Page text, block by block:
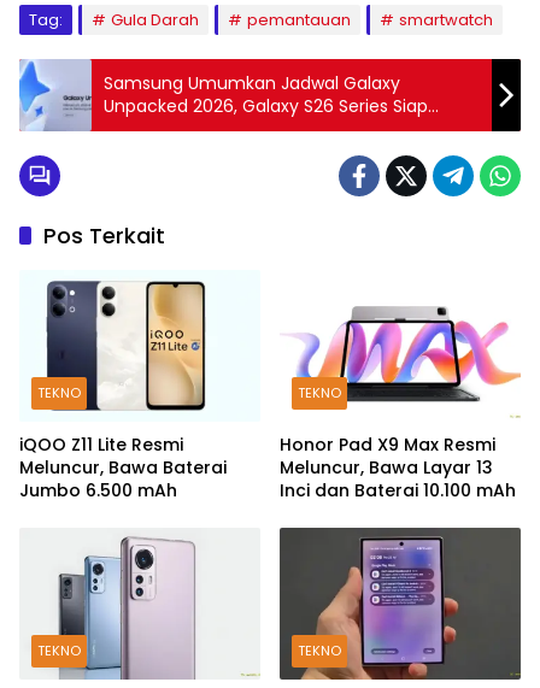
Tag: Gula Darah pemantauan smartwatch
Samsung Umumkan Jadwal Galaxy
Unpacked 2026, Galaxy S26 Series Siap
Meluncur 25 Februari
Pos Terkait
TEKNO
iQOO Z11 Lite Resmi
Meluncur, Bawa Baterai
Jumbo 6.500 mAh
TEKNO
Honor Pad X9 Max Resmi
Meluncur, Bawa Layar 13
Inci dan Baterai 10.100 mAh
TEKNO TEKNO